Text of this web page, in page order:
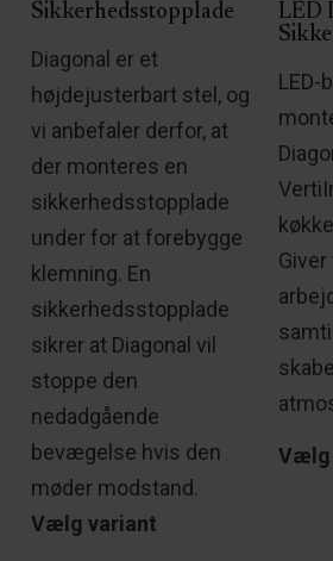
Sikkerhedsstopplade
Diagonal er et
højdejusterbart stel, og
vi anbefaler derfor, at
der monteres en
sikkerhedsstopplade
under for at forebygge
klemning. En
sikkerhedsstopplade
sikrer at Diagonal vil
stoppe den
nedadgående
bevægelse hvis den
møder modstand.
Vælg variant
LED
LED-
Vælg